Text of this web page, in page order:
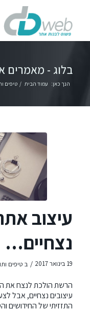
בלוג - מאמרים
הנך כאן: עמוד הבית / טיפים
עיצוב
נצחיים…
19 בינואר 2017 / ב טיפים
הרשת הולכת לנצח את
עיצובים נצחיים, אבל
התזזיתי של החידושים